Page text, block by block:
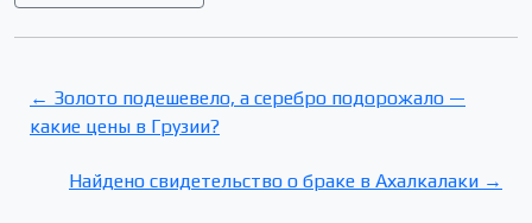
← Золото подешевело, а серебро подорожало —
какие цены в Грузии?
Найдено свидетельство о браке в Ахалкалаки →